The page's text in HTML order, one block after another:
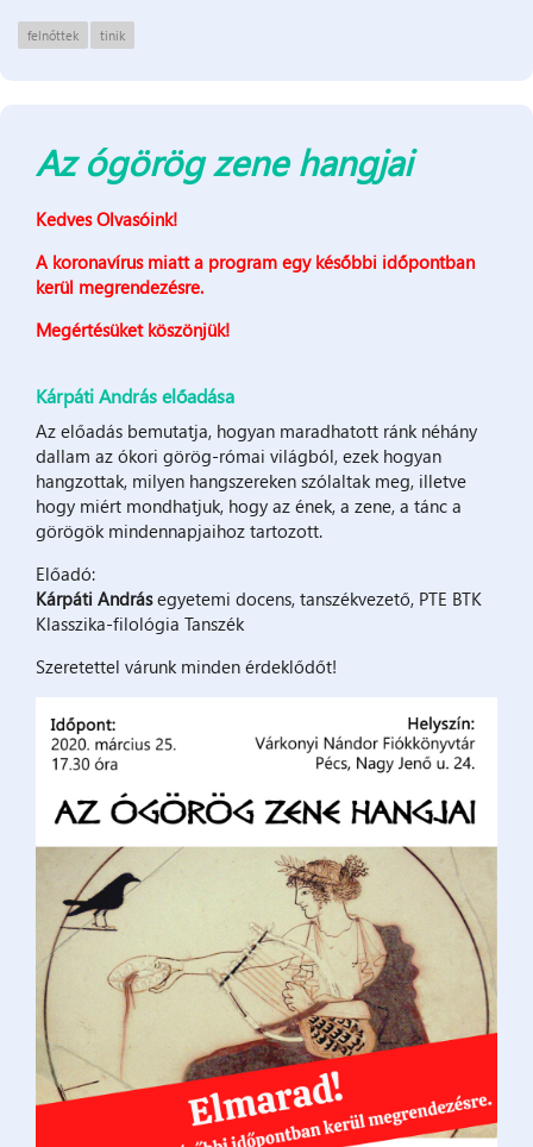
felnőttek tinik
Az ógörög zene hangjai
Kedves Olvasóink!
A koronavírus miatt a program egy későbbi időpontban
kerül megrendezésre.
Megértésüket köszönjük!
Kárpáti András előadása
Az előadás bemutatja, hogyan maradhatott ránk néhány
dallam az ókori görög-római világból, ezek hogyan
hangzottak, milyen hangszereken szólaltak meg, illetve
hogy miért mondhatjuk, hogy az ének, a zene, a tánc a
görögök mindennapjaihoz tartozott.
Előadó:
Kárpáti Andrásegyetemi docens, tanszékvezető, PTE BTK
Klasszika-filológia Tanszék
Szeretettel várunk minden érdeklődőt!